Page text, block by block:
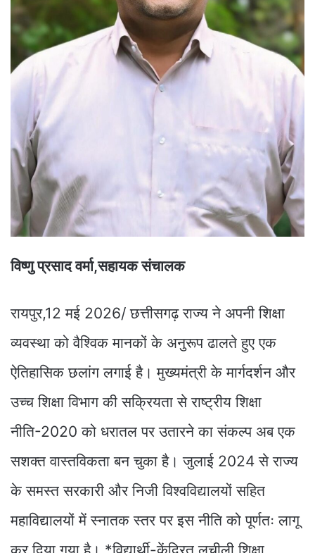
विष्णु प्रसाद वर्मा,सहायक संचालक
रायपुर,12 मई 2026/ छत्तीसगढ़ राज्य ने अपनी शिक्षा
व्यवस्था को वैश्विक मानकों के अनुरूप ढालते हुए एक
ऐतिहासिक छलांग लगाई है। मुख्यमंत्री के मार्गदर्शन और
उच्च शिक्षा विभाग की सक्रियता से राष्ट्रीय शिक्षा
नीति-2020 को धरातल पर उतारने का संकल्प अब एक
सशक्त वास्तविकता बन चुका है। जुलाई 2024 से राज्य
के समस्त सरकारी और निजी विश्वविद्यालयों सहित
महाविद्यालयों में स्नातक स्तर पर इस नीति को पूर्णतः लागू